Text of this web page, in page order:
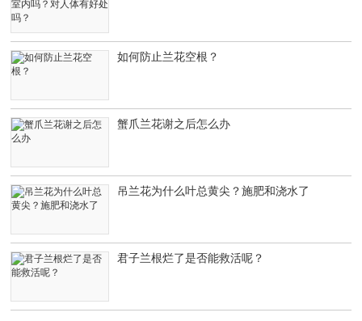
如何防止兰花空根？
蟹爪兰花谢之后怎么办
吊兰花为什么叶总黄尖？施肥和浇水了
君子兰根烂了是否能救活呢？